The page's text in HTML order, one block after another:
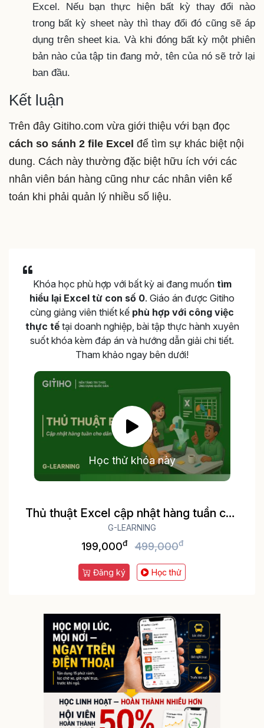
Excel. Nếu bạn thực hiện bất kỳ thay đổi nào
trong bất kỳ sheet này thì thay đổi đó cũng sẽ áp
dụng trên sheet kia. Và khi đóng bất kỳ một phiên
bản nào của tập tin đang mở, tên của nó sẽ trở lại
ban đầu.
Kết luận
Trên đây Gitiho.com vừa giới thiệu với bạn đọc
cách so sánh 2 file Excel để tìm sự khác biệt nội
dung. Cách này thường đặc biệt hữu ích với các
nhân viên bán hàng cũng như các nhân viên kế
toán khi phải quản lý nhiều số liệu.
Khóa học phù hợp với bất kỳ ai đang muốn tìm
hiểu lại Excel từ con số 0. Giáo án được Gitiho
cùng giảng viên thiết kế phù hợp với công việc
thực tếtại doanh nghiệp, bài tập thực hành xuyên
suốt khóa kèm đáp án và hướng dẫn giải chi tiết.
Tham khảo ngay bên dưới!
Học thử khóa này
Thủ thuật Excel cập nhật hàng tuần cho
dân văn phòng
G-LEARNING
199,000đ 499,000đ
Đăng ký Học thử